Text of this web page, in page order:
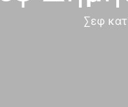
Σεφ